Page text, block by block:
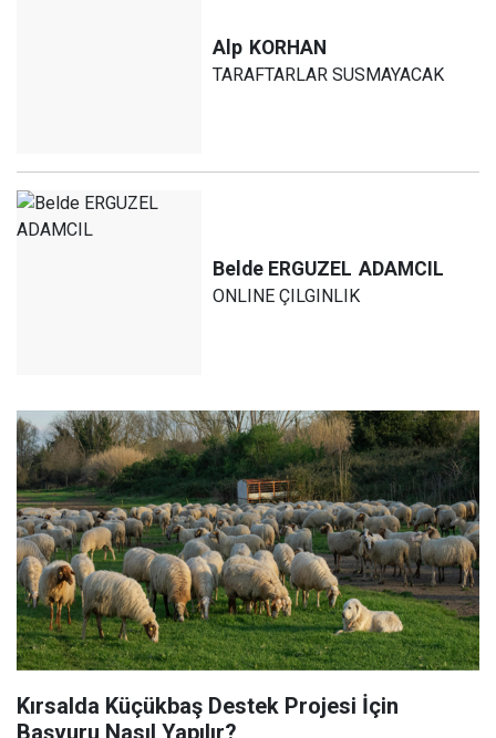
Alp KORHAN
TARAFTARLAR SUSMAYACAK
Belde ERGUZEL ADAMCIL
ONLINE ÇILGINLIK
Kırsalda Küçükbaş Destek Projesi İçin
Başvuru Nasıl Yapılır?